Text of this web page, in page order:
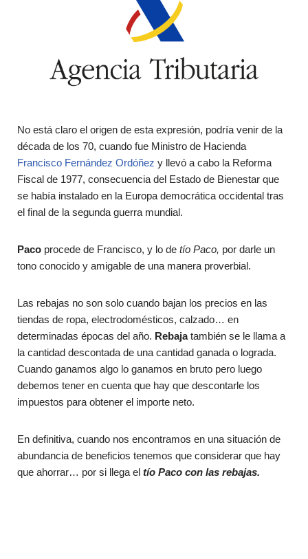
No está claro el origen de esta expresión, podría venir de la
década de los 70, cuando fue Ministro de Hacienda
Francisco Fernández Ordóñez y llevó a cabo la Reforma
Fiscal de 1977, consecuencia del Estado de Bienestar que
se había instalado en la Europa democrática occidental tras
el final de la segunda guerra mundial.
Paco procede de Francisco, y lo de tío Paco, por darle un
tono conocido y amigable de una manera proverbial.
Las rebajas no son solo cuando bajan los precios en las
tiendas de ropa, electrodomésticos, calzado… en
determinadas épocas del año. Rebajatambién se le llama a
la cantidad descontada de una cantidad ganada o lograda.
Cuando ganamos algo lo ganamos en bruto pero luego
debemos tener en cuenta que hay que descontarle los
impuestos para obtener el importe neto.
En definitiva, cuando nos encontramos en una situación de
abundancia de beneficios tenemos que considerar que hay
que ahorrar… por si llega el tío Paco con las rebajas.